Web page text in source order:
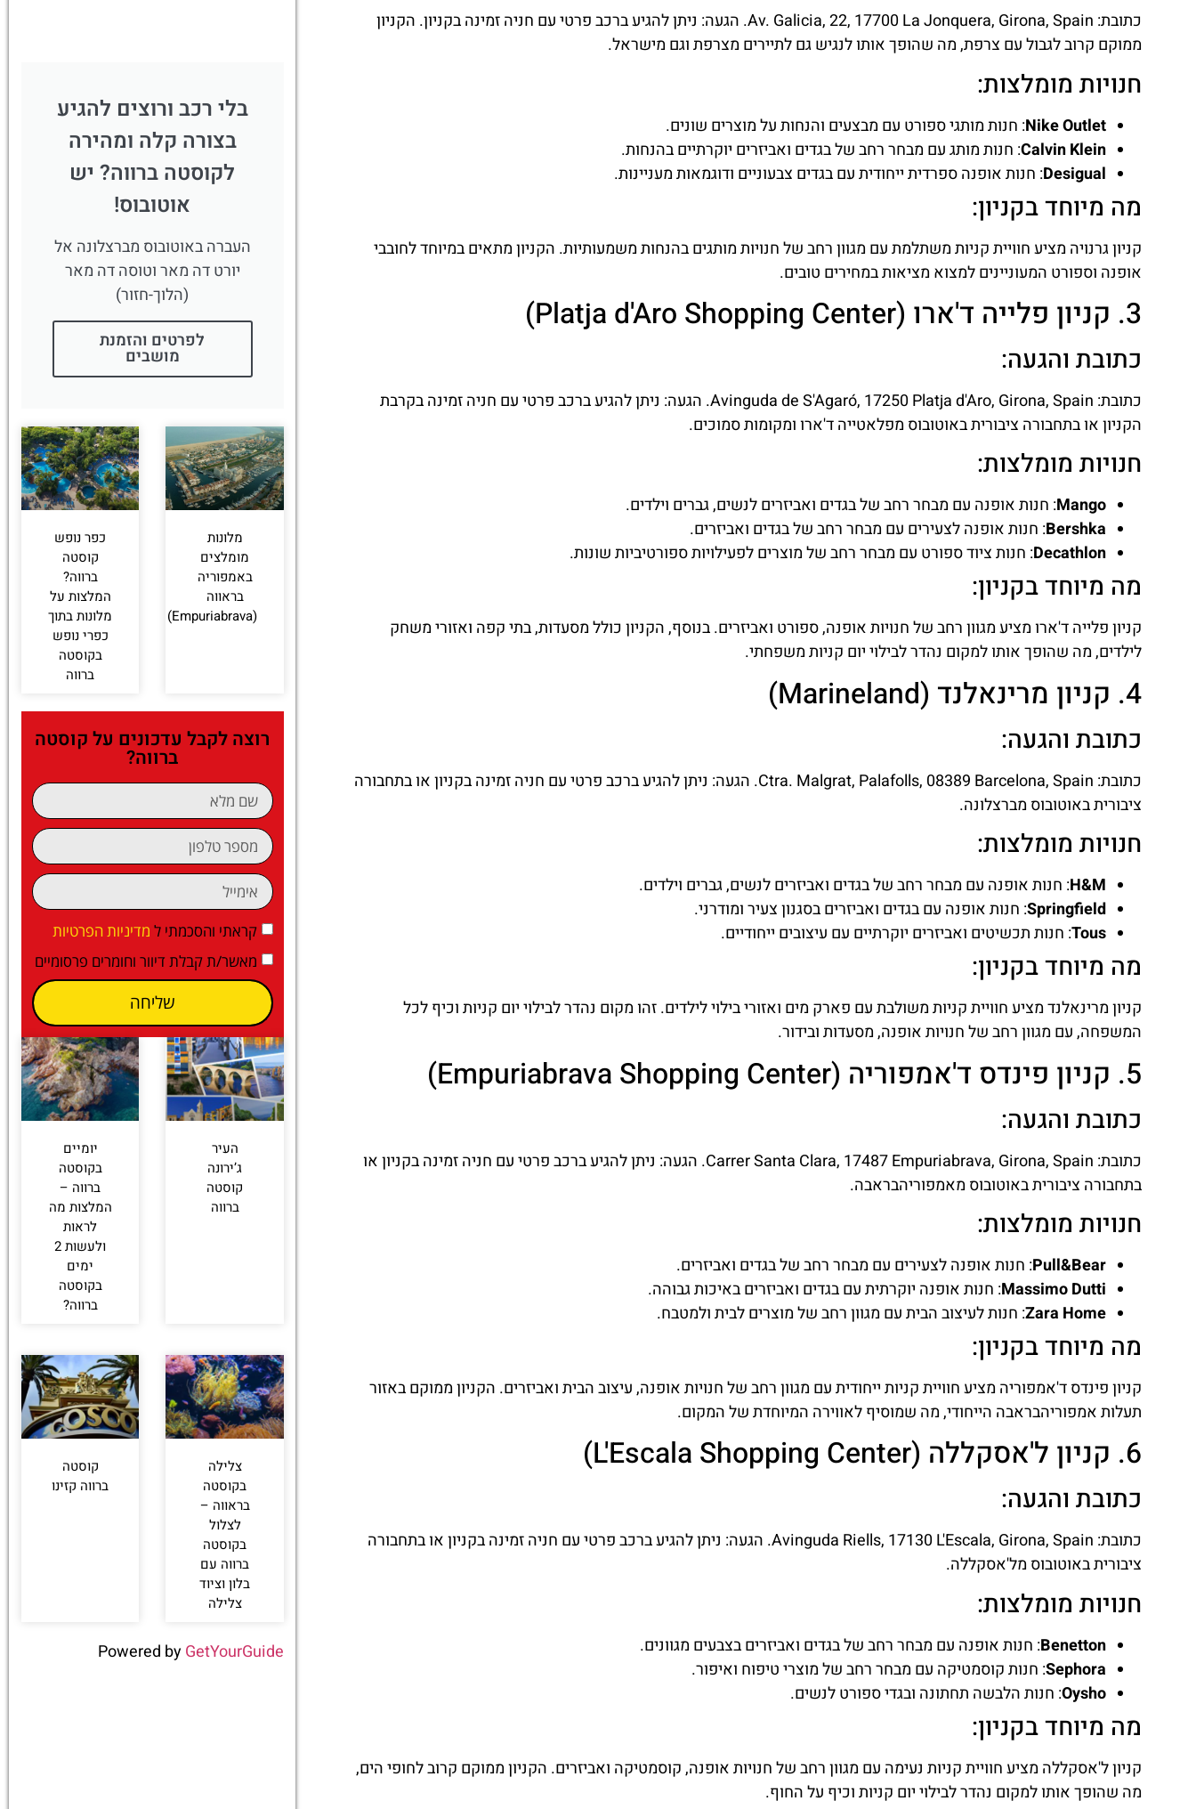
כתובת: Av. Galicia, 22, 17700 La Jonquera, Girona, Spain. הגעה: ניתן להגיע ברכב פרטי עם חניה זמינה בקניון. הקניון
ממוקם קרוב לגבול עם צרפת, מה שהופך אותו לנגיש גם לתיירים מצרפת וגם מישראל.
חנויות מומלצות:
Nike Outlet: חנות מותגי ספורט עם מבצעים והנחות על מוצרים שונים.
Calvin Klein: חנות מותג עם מבחר רחב של בגדים ואביזרים יוקרתיים בהנחות.
Desigual: חנות אופנה ספרדית ייחודית עם בגדים צבעוניים ודוגמאות מעניינות.
מה מיוחד בקניון:
קניון גרנויה מציע חוויית קניות משתלמת עם מגוון רחב של חנויות מותגים בהנחות משמעותיות. הקניון מתאים במיוחד לחובבי
אופנה וספורט המעוניינים למצוא מציאות במחירים טובים.
3. קניון פלייה ד'ארו (Platja d'Aro Shopping Center)
כתובת והגעה:
כתובת: Avinguda de S'Agaró, 17250 Platja d'Aro, Girona, Spain. הגעה: ניתן להגיע ברכב פרטי עם חניה זמינה בקרבת
הקניון או בתחבורה ציבורית באוטובוס מפלאטייה ד'ארו ומקומות סמוכים.
חנויות מומלצות:
Mango: חנות אופנה עם מבחר רחב של בגדים ואביזרים לנשים, גברים וילדים.
Bershka: חנות אופנה לצעירים עם מבחר רחב של בגדים ואביזרים.
Decathlon: חנות ציוד ספורט עם מבחר רחב של מוצרים לפעילויות ספורטיביות שונות.
מה מיוחד בקניון:
קניון פלייה ד'ארו מציע מגוון רחב של חנויות אופנה, ספורט ואביזרים. בנוסף, הקניון כולל מסעדות, בתי קפה ואזורי משחק
לילדים, מה שהופך אותו למקום נהדר לבילוי יום קניות משפחתי.
4. קניון מרינאלנד (Marineland)
כתובת והגעה:
כתובת: Ctra. Malgrat, Palafolls, 08389 Barcelona, Spain. הגעה: ניתן להגיע ברכב פרטי עם חניה זמינה בקניון או בתחבורה
ציבורית באוטובוס מברצלונה.
חנויות מומלצות:
H&M: חנות אופנה עם מבחר רחב של בגדים ואביזרים לנשים, גברים וילדים.
Springfield: חנות אופנה עם בגדים ואביזרים בסגנון צעיר ומודרני.
Tous: חנות תכשיטים ואביזרים יוקרתיים עם עיצובים ייחודיים.
מה מיוחד בקניון:
קניון מרינאלנד מציע חוויית קניות משולבת עם פארק מים ואזורי בילוי לילדים. זהו מקום נהדר לבילוי יום קניות וכיף לכל
המשפחה, עם מגוון רחב של חנויות אופנה, מסעדות ובידור.
5. קניון פינדס ד'אמפוריה (Empuriabrava Shopping Center)
כתובת והגעה:
כתובת: Carrer Santa Clara, 17487 Empuriabrava, Girona, Spain. הגעה: ניתן להגיע ברכב פרטי עם חניה זמינה בקניון או
בתחבורה ציבורית באוטובוס מאמפוריהבראבה.
חנויות מומלצות:
Pull&Bear: חנות אופנה לצעירים עם מבחר רחב של בגדים ואביזרים.
Massimo Dutti: חנות אופנה יוקרתית עם בגדים ואביזרים באיכות גבוהה.
Zara Home: חנות לעיצוב הבית עם מגוון רחב של מוצרים לבית ולמטבח.
מה מיוחד בקניון:
קניון פינדס ד'אמפוריה מציע חוויית קניות ייחודית עם מגוון רחב של חנויות אופנה, עיצוב הבית ואביזרים. הקניון ממוקם באזור
תעלות אמפוריהבראבה הייחודי, מה שמוסיף לאווירה המיוחדת של המקום.
6. קניון ל'אסקללה (L'Escala Shopping Center)
כתובת והגעה:
כתובת: Avinguda Riells, 17130 L'Escala, Girona, Spain. הגעה: ניתן להגיע ברכב פרטי עם חניה זמינה בקניון או בתחבורה
ציבורית באוטובוס מל'אסקללה.
חנויות מומלצות:
Benetton: חנות אופנה עם מבחר רחב של בגדים ואביזרים בצבעים מגוונים.
Sephora: חנות קוסמטיקה עם מבחר רחב של מוצרי טיפוח ואיפור.
Oysho: חנות הלבשה תחתונה ובגדי ספורט לנשים.
מה מיוחד בקניון:
קניון ל'אסקללה מציע חוויית קניות נעימה עם מגוון רחב של חנויות אופנה, קוסמטיקה ואביזרים. הקניון ממוקם קרוב לחופי הים,
מה שהופך אותו למקום נהדר לבילוי יום קניות וכיף על החוף.
לחצו פה!
בלי רכב ורוצים להגיע
בצורה קלה ומהירה
לקוסטה ברווה? יש
אוטובוס!
העברה באוטובוס מברצלונה אל
יורט דה מאר וטוסה דה מאר
(הלוך-חזור)
לפרטים והזמנת
מושבים
מלונות
מומלצים
באמפוריה
בראווה
(Empuriabrava)
כפר נופש
קוסטה
ברווה?
המלצות על
מלונות בתוך
כפרי נופש
בקוסטה
ברווה
רוצה לקבל עדכונים על קוסטה
ברווה?
קראתי והסכמתי ל מדיניות הפרטיות
מאשר/ת קבלת דיוור וחומרים פרסומיים
שליחה
העיר
ג’ירונה
קוסטה
ברווה
יומיים
בקוסטה
ברווה –
המלצות מה
לראות
ולעשות 2
ימים
בקוסטה
ברווה?
צלילה
בקוסטה
בראווה –
לצלול
בקוסטה
ברווה עם
בלון וציוד
צלילה
קוסטה
ברווה קזינו
Powered byGetYourGuide